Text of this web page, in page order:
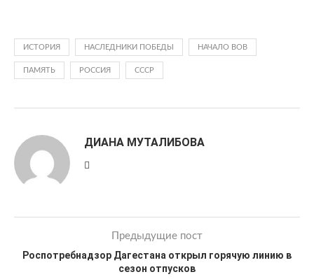
ИСТОРИЯ НАСЛЕДНИКИ ПОБЕДЫ НАЧАЛО ВОВ
ПАМЯТЬ РОССИЯ СССР
ДИАНА МУТАЛИБОВА
Предыдущие пост
Роспотребнадзор Дагестана открыл горячую линию в
сезон отпусков